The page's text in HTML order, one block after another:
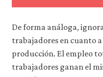
de
a
terceros
ni
los
empleamos
De forma análoga,
trabajadores en cuanto
producción. El empleo
trabajadores ganan el